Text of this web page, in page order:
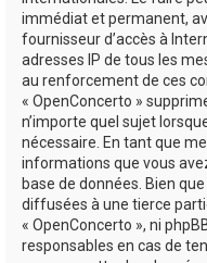
immédiat et permanent,
fournisseur d’accès à
adresses IP de tous les
au renforcement de ces
« OpenConcerto »
n’importe quel sujet
nécessaire. En tant que
informations que vous
base de données. Bien
diffusées à une tierce
« OpenConcerto », ni
responsables en cas de